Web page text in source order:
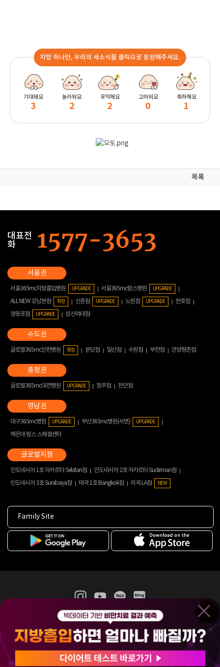
지방 하나만, 우리의 새소식을 클릭으로 응원해주세요.
기대돼요
3
놀라워요
2
유익해요
2
고마워요
0
축하해요
1
목록
대표전
화
서울365mc지방흡입병원 UPGRADE 서울365mc람스병원 UPGRADE
ALL NEW 강남본점 확장 신촌점 UPGRADE 노원점 UPGRADE
천호점
영등포점
UPGRADE 성신여대점
글로벌365mc인천병원 확장 분당점 일산점 수원점 부천점 안양평촌점
글로벌365mc대전병원 UPGRADE 청주점 천안점
대구365mc병원 UPGRADE 부산365mc병원(서면) UPGRADE
해운대 람스 스페셜센터
인도네시아 1호 자카르타 Selatan점
인도네시아 2호 자카르타 Sudirman점
인도네시아 3호 Surabaya점
태국 1호 Bangkok점 미국 LA점 NEW
Family Site
365mc 병·의원 이용약관
홈페이지 이용약관
비급여진료수가
(주)365mcㅣ서울특별시 서초구 서초대로52길 7, 3~4층(서초동, 제일빌딩)
120-87-04354ㅣ김남철